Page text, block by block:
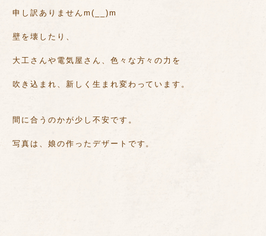
申し訳ありませんm(__)m
壁を壊したり、
大工さんや電気屋さん、色々な方々の力を
吹き込まれ、新しく生まれ変わっています。
間に合うのかが少し不安です。
写真は、娘の作ったデザートです。